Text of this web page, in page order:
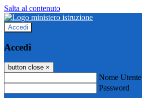
Salta al contenuto
Accedi
Accedi
button close ×
Nome Utente
Password